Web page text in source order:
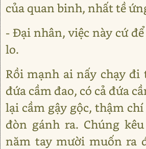
của quan binh, nhất tề
- Đại nhân, việc này cứ
lo.
Rồi mạnh ai nấy chạy
đứa cầm đao, có cả đứa
lại cầm gậy gộc, thậm chí
đòn gánh ra. Chúng
năm tay mười muốn ra